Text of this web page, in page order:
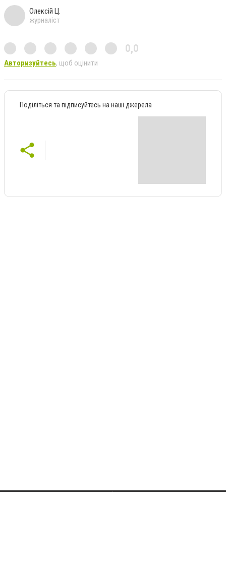
Олексій Ц.
журналіст
0,0
Авторизуйтесь, щоб оцінити
Поділіться та підписуйтесь на наші джерела